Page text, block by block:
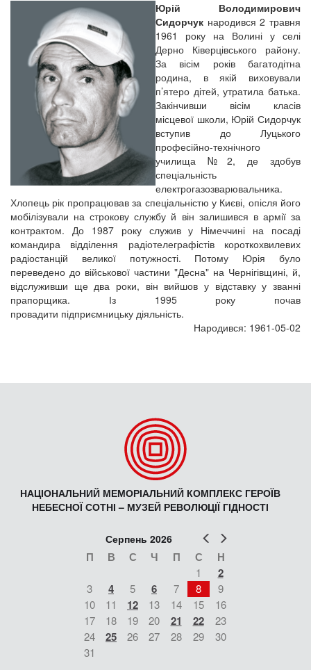
Юрій Володимирович
Сидорчук народився 2 травня
1961 року на Волині у селі
Дерно Ківерцівського району.
За вісім років багатодітна
родина, в якій виховували
п’ятеро дітей, утратила батька.
Закінчивши вісім класів
місцевої школи, Юрій Сидорчук
вступив до Луцького
професійно-технічного
училища №2, де здобув
спеціальність
електрогазозварювальника.
Хлопець рік пропрацював за спеціальністю у Києві, опісля його
мобілізували на строкову службу й він залишився в армії за
контрактом. До 1987 року служив у Німеччині на посаді
командира відділення радіотелеграфістів короткохвилевих
радіостанцій великої потужності. Потому Юрія було
переведено до військової частини "Десна" на Чернігівщині, й,
відслуживши ще два роки, він вийшов у відставку у званні
прапорщика. Із 1995 року почав
провадити підприємницьку діяльність.
Народився: 1961-05-02
НАЦІОНАЛЬНИЙ МЕМОРІАЛЬНИЙ КОМПЛЕКС ГЕРОЇВ
НЕБЕСНОЇ СОТНІ – МУЗЕЙ РЕВОЛЮЦІЇ ГІДНОСТІ
Попер
Серпень 2026
П В С Ч П С Н
1 2
3 4 5 6 7 8
9
10
11 12 13 14 15
16
17
18 19 20 21 22
23
24
25 26 27 28 29
30
31